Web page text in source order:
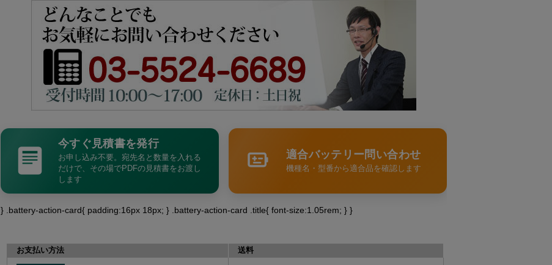
今すぐ見積書を発行
お申し込み不要。宛先名と数量を入れる
だけで、その場でPDFの見積書をお渡し
します
適合バッテリー問い合わせ
機種名・型番から適合品を確認します
} .battery-action-card{ padding:16px 18px; } .battery-action-card .title{ font-size:1.05rem; } }
お支払い方法 送料